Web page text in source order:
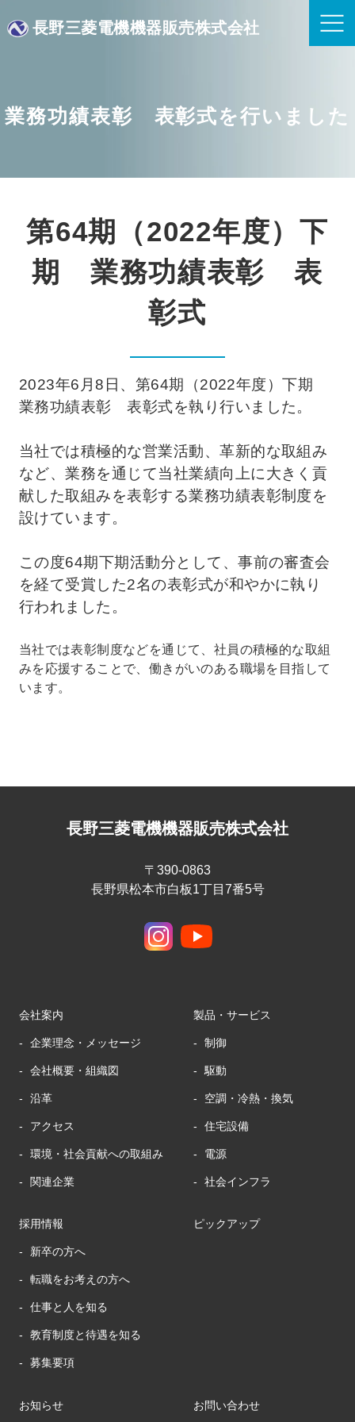
長野三菱電機機器販売株式会社
業務功績表彰 表彰式を行いました
第64期（2022年度）下
期 業務功績表彰 表
彰式
2023年6月8日、第64期（2022年度）下期
業務功績表彰 表彰式を執り行いました。
当社では積極的な営業活動、革新的な取組み
など、業務を通じて当社業績向上に大きく貢
献した取組みを表彰する業務功績表彰制度を
設けています。
この度64期下期活動分として、事前の審査会
を経て受賞した2名の表彰式が和やかに執り
行われました。
当社では表彰制度などを通じて、社員の積極的な取組
みを応援することで、働きがいのある職場を目指して
います。
長野三菱電機機器販売株式会社
〒390-0863
長野県松本市白板1丁目7番5号
会社案内
企業理念・メッセージ
会社概要・組織図
沿革
アクセス
環境・社会貢献への取組み
関連企業
製品・サービス
制御
駆動
空調・冷熱・換気
住宅設備
電源
社会インフラ
採用情報
新卒の方へ
転職をお考えの方へ
仕事と人を知る
教育制度と待遇を知る
募集要項
ピックアップ
お知らせ お問い合わせ